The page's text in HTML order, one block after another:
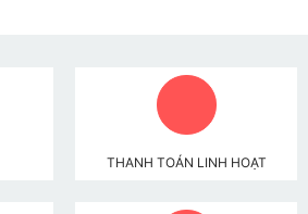
THANH TOÁN LINH HOẠT